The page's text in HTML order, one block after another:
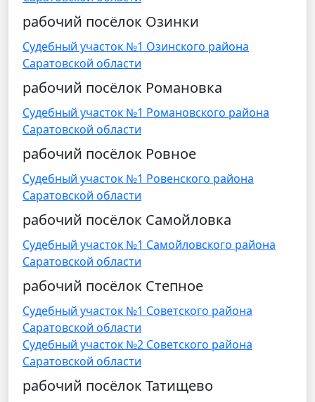
рабочий посёлок Озинки
Судебный участок №1 Озинского района
Саратовской области
рабочий посёлок Романовка
Судебный участок №1 Романовского района
Саратовской области
рабочий посёлок Ровное
Судебный участок №1 Ровенского района
Саратовской области
рабочий посёлок Самойловка
Судебный участок №1 Самойловского района
Саратовской области
рабочий посёлок Степное
Судебный участок №1 Советского района
Саратовской области
Судебный участок №2 Советского района
Саратовской области
рабочий посёлок Татищево